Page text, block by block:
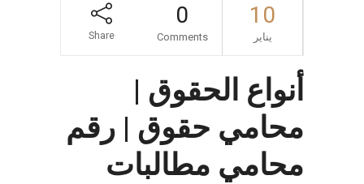
10
يناير
0
Comments
Share
أنواع الحقوق |
محامي حقوق | رقم
محامي مطالبات